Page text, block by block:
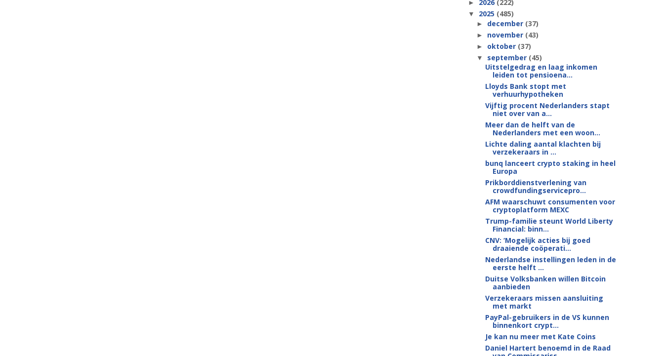
► 2026 (222)
▼ 2025 (485)
► december (37)
► november (43)
► oktober (37)
▼ september (45)
Uitstelgedrag en laag inkomen
leiden tot pensioena...
Lloyds Bank stopt met
verhuurhypotheken
Vijftig procent Nederlanders stapt
niet over van a...
Meer dan de helft van de
Nederlanders met een woon...
Lichte daling aantal klachten bij
verzekeraars in ...
bunq lanceert crypto staking in heel
Europa
Prikborddienstverlening van
crowdfundingservicepro...
AFM waarschuwt consumenten voor
cryptoplatform MEXC
Trump-familie steunt World Liberty
Financial: binn...
CNV: ‘Mogelijk acties bij goed
draaiende coöperati...
Nederlandse instellingen leden in de
eerste helft ...
Duitse Volksbanken willen Bitcoin
aanbieden
Verzekeraars missen aansluiting
met markt
PayPal-gebruikers in de VS kunnen
binnenkort crypt...
Je kan nu meer met Kate Coins
Daniel Hartert benoemd in de Raad